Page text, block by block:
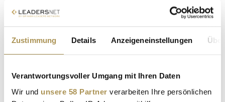
Zustimmung Details Anzeigeneinstellungen
Verantwortungsvoller Umgang mit Ihren Daten
Wir und unsere 58 Partner verarbeiten Ihre persönlichen
Tipp
Setzen Sie die gesuchten Wörter zwischen
Anführungszeichen: zb "Vorname Nachname".
TUI-Schnitzel-Ranking 2026: KI kürt Wiener
Institution zur Nummer 1 im DACH-Raum